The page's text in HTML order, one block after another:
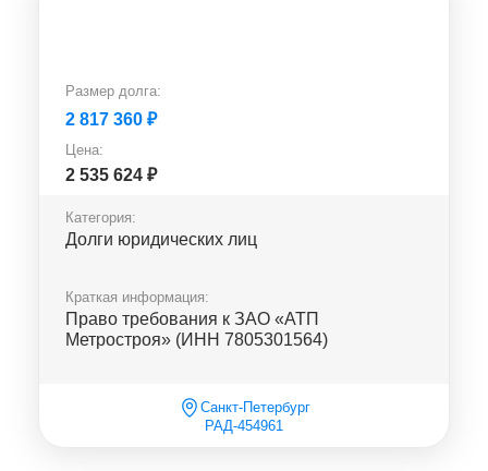
Размер долга:
2 817 360 ₽
Цена:
2 535 624 ₽
Категория:
Долги юридических лиц
Краткая информация:
Право требования к ЗАО «АТП
Метростроя» (ИНН 7805301564)
Санкт-Петербург
РАД-454961